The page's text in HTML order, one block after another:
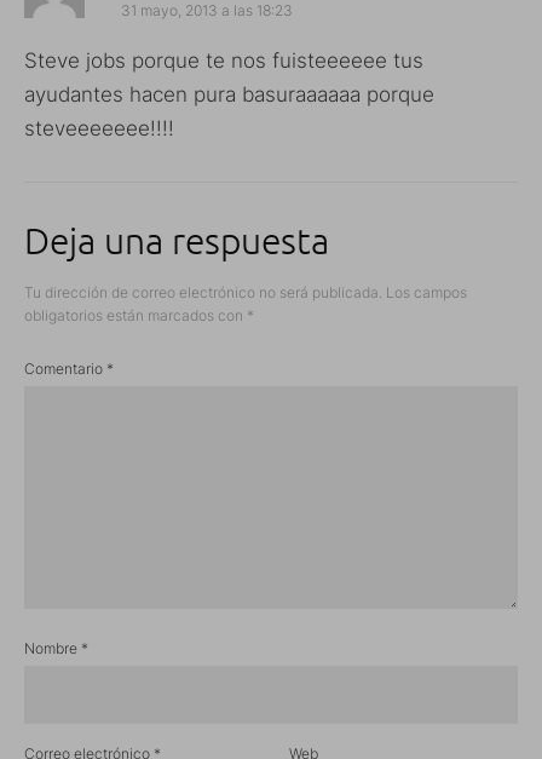
31 mayo, 2013 a las 18:23
Steve jobs porque te nos fuisteeeeee tus
ayudantes hacen pura basuraaaaaa porque
steveeeeeee!!!!
Deja una respuesta
Tu dirección de correo electrónico no será publicada. Los campos
obligatorios están marcados con *
Comentario *
Nombre *
Correo electrónico * Web